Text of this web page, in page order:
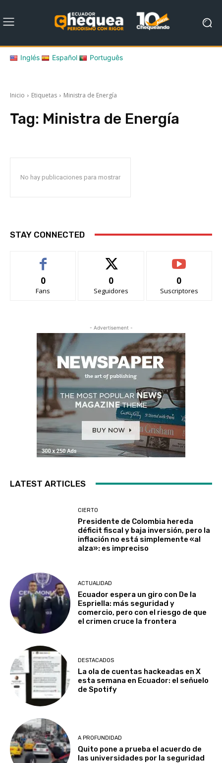
Inglés Español Português
Inicio Etiquetas Ministra de Energía
Tag: Ministra de Energía
No hay publicaciones para mostrar
STAY CONNECTED
0
Fans
0
Seguidores
0
Suscriptores
- Advertisement -
LATEST ARTICLES
CIERTO
Presidente de Colombia hereda
déficit fiscal y baja inversión, pero la
inflación no está simplemente «al
alza»: es impreciso
ACTUALIDAD
Ecuador espera un giro con De la
Espriella: más seguridad y
comercio, pero con el riesgo de que
el crimen cruce la frontera
DESTACADOS
La ola de cuentas hackeadas en X
esta semana en Ecuador: el señuelo
de Spotify
A PROFUNDIDAD
Quito pone a prueba el acuerdo de
las universidades por la seguridad